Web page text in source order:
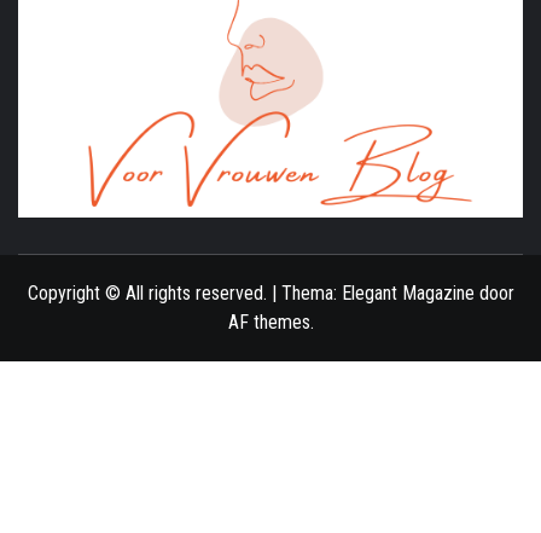
Copyright © All rights reserved. | Thema: Elegant Magazine door
AF themes.